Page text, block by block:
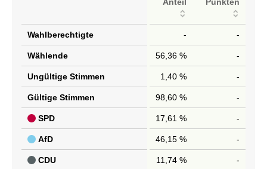
Wahlberechtigte - -
Wählende 56,36 % -
Ungültige Stimmen 1,40 % -
Gültige Stimmen 98,60 % -
SPD 17,61 % -
AfD 46,15 % -
CDU 11,74 % -